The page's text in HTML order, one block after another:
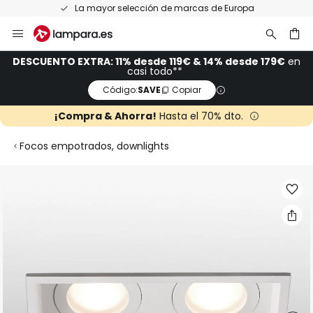
La mayor selección de marcas de Europa
al
contenido
DESCUENTO EXTRA: 11% desde 119€ & 14% desde 179€ en
casi todo**
Código:SAVE Copiar
¡Compra & Ahorra! Hasta el 70% dto.
Focos empotrados, downlights
imágenes